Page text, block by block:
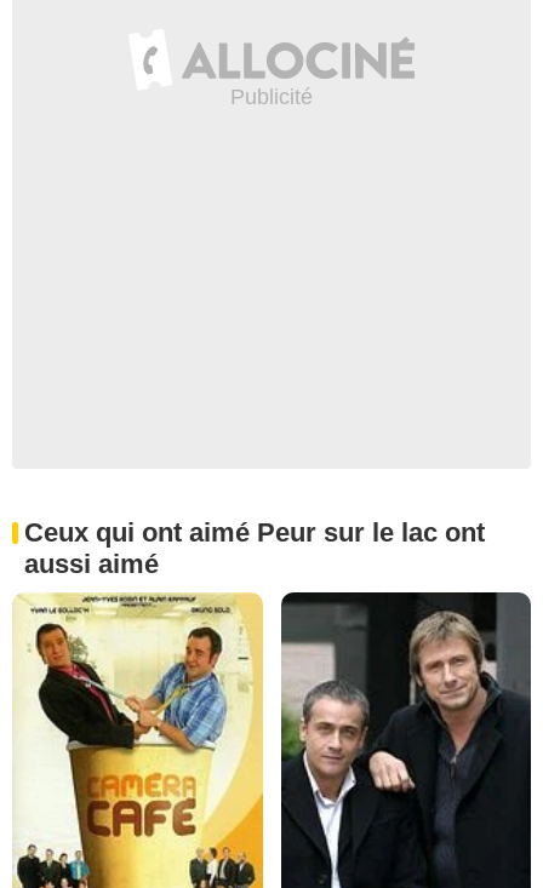
Ceux qui ont aimé Peur sur le lac ont
aussi aimé